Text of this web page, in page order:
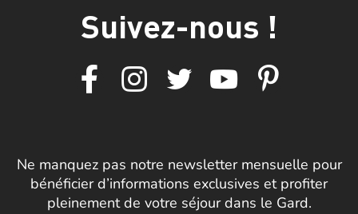
Suivez-nous !
Ne manquez pas notre newsletter mensuelle pour
bénéficier d’informations exclusives et profiter
pleinement de votre séjour dans le Gard.